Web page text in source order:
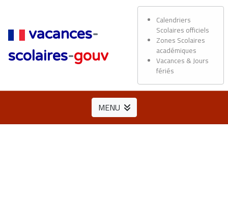
vacances-
scolaires-gouv
Calendriers
Scolaires officiels
Zones Scolaires
académiques
Vacances & Jours
fériés
MENU